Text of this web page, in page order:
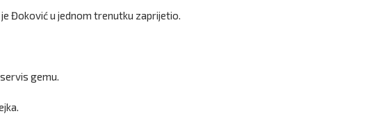
Đoković u jednom trenutku zaprijetio.
gemu.